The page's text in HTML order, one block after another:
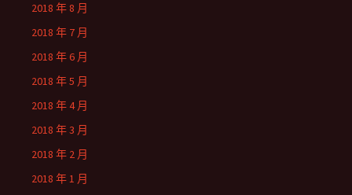
2018 年 8 月
2018 年 7 月
2018 年 6 月
2018 年 5 月
2018 年 4 月
2018 年 3 月
2018 年 2 月
2018 年 1 月